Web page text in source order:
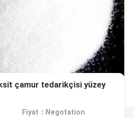
çamur tedarikçisi yüzey
Fiyat：Negotation